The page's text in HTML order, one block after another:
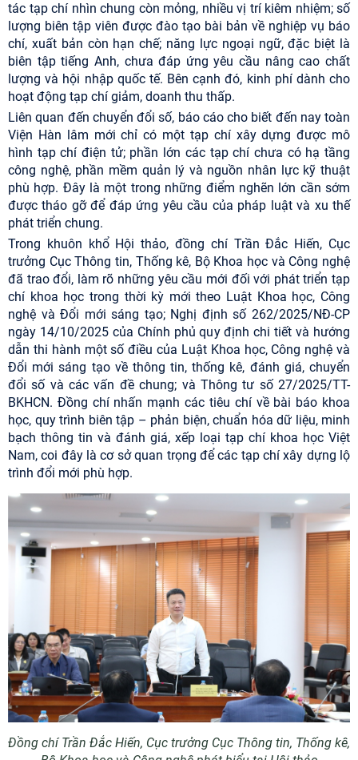
tác tạp chí nhìn chung còn mỏng, nhiều vị trí kiêm nhiệm; số
lượng biên tập viên được đào tạo bài bản về nghiệp vụ báo
chí, xuất bản còn hạn chế; năng lực ngoại ngữ, đặc biệt là
biên tập tiếng Anh, chưa đáp ứng yêu cầu nâng cao chất
lượng và hội nhập quốc tế. Bên cạnh đó, kinh phí dành cho
hoạt động tạp chí giảm, doanh thu thấp.
Liên quan đến chuyển đổi số, báo cáo cho biết đến nay toàn
Viện Hàn lâm mới chỉ có một tạp chí xây dựng được mô
hình tạp chí điện tử; phần lớn các tạp chí chưa có hạ tầng
công nghệ, phần mềm quản lý và nguồn nhân lực kỹ thuật
phù hợp. Đây là một trong những điểm nghẽn lớn cần sớm
được tháo gỡ để đáp ứng yêu cầu của pháp luật và xu thế
phát triển chung.
Trong khuôn khổ Hội thảo, đồng chí Trần Đắc Hiến, Cục
trưởng Cục Thông tin, Thống kê, Bộ Khoa học và Công nghệ
đã trao đổi, làm rõ những yêu cầu mới đối với phát triển tạp
chí khoa học trong thời kỳ mới theo Luật Khoa học, Công
nghệ và Đổi mới sáng tạo; Nghị định số 262/2025/NĐ-CP
ngày 14/10/2025 của Chính phủ quy định chi tiết và hướng
dẫn thi hành một số điều của Luật Khoa học, Công nghệ và
Đổi mới sáng tạo về thông tin, thống kê, đánh giá, chuyển
đổi số và các vấn đề chung; và Thông tư số 27/2025/TT-
BKHCN. Đồng chí nhấn mạnh các tiêu chí về bài báo khoa
học, quy trình biên tập – phản biện, chuẩn hóa dữ liệu, minh
bạch thông tin và đánh giá, xếp loại tạp chí khoa học Việt
Nam, coi đây là cơ sở quan trọng để các tạp chí xây dựng lộ
trình đổi mới phù hợp.
Đồng chí Trần Đắc Hiến, Cục trưởng Cục Thông tin, Thống kê,